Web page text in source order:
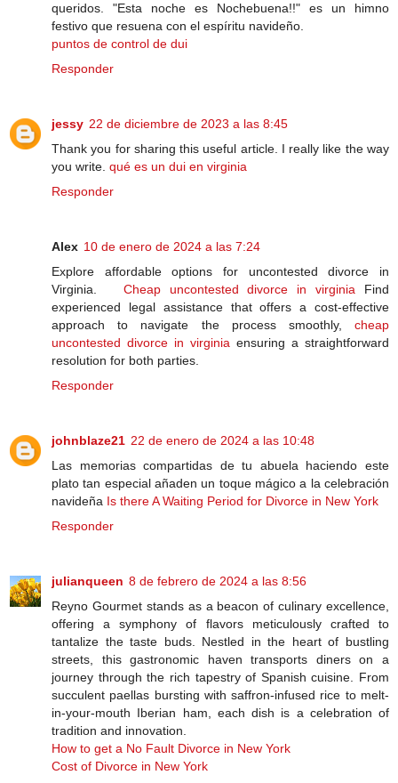
queridos. "Esta noche es Nochebuena!!" es un himno
festivo que resuena con el espíritu navideño.
puntos de control de dui
Responder
jessy 22 de diciembre de 2023 a las 8:45
Thank you for sharing this useful article. I really like the way
you write. qué es un dui en virginia
Responder
Alex 10 de enero de 2024 a las 7:24
Explore affordable options for uncontested divorce in
Virginia. Cheap uncontested divorce in virginia Find
experienced legal assistance that offers a cost-effective
approach to navigate the process smoothly, cheap
uncontested divorce in virginia ensuring a straightforward
resolution for both parties.
Responder
johnblaze21 22 de enero de 2024 a las 10:48
Las memorias compartidas de tu abuela haciendo este
plato tan especial añaden un toque mágico a la celebración
navideña Is there A Waiting Period for Divorce in New York
Responder
julianqueen 8 de febrero de 2024 a las 8:56
Reyno Gourmet stands as a beacon of culinary excellence,
offering a symphony of flavors meticulously crafted to
tantalize the taste buds. Nestled in the heart of bustling
streets, this gastronomic haven transports diners on a
journey through the rich tapestry of Spanish cuisine. From
succulent paellas bursting with saffron-infused rice to melt-
in-your-mouth Iberian ham, each dish is a celebration of
tradition and innovation.
How to get a No Fault Divorce in New York
Cost of Divorce in New York